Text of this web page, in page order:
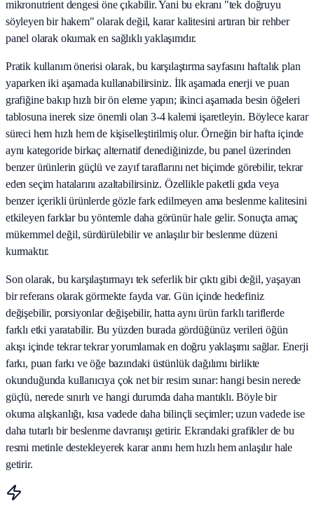
mikronutrient dengesi öne çıkabilir. Yani bu ekranı "tek doğruyu
söyleyen bir hakem" olarak değil, karar kalitesini artıran bir rehber
panel olarak okumak en sağlıklı yaklaşımdır.
Pratik kullanım önerisi olarak, bu karşılaştırma sayfasını haftalık plan
yaparken iki aşamada kullanabilirsiniz. İlk aşamada enerji ve puan
grafiğine bakıp hızlı bir ön eleme yapın; ikinci aşamada besin öğeleri
tablosuna inerek size önemli olan 3-4 kalemi işaretleyin. Böylece karar
süreci hem hızlı hem de kişiselleştirilmiş olur. Örneğin bir hafta içinde
aynı kategoride birkaç alternatif denediğinizde, bu panel üzerinden
benzer ürünlerin güçlü ve zayıf taraflarını net biçimde görebilir, tekrar
eden seçim hatalarını azaltabilirsiniz. Özellikle paketli gıda veya
benzer içerikli ürünlerde gözle fark edilmeyen ama beslenme kalitesini
etkileyen farklar bu yöntemle daha görünür hale gelir. Sonuçta amaç
mükemmel değil, sürdürülebilir ve anlaşılır bir beslenme düzeni
kurmaktır.
Son olarak, bu karşılaştırmayı tek seferlik bir çıktı gibi değil, yaşayan
bir referans olarak görmekte fayda var. Gün içinde hedefiniz
değişebilir, porsiyonlar değişebilir, hatta aynı ürün farklı tariflerde
farklı etki yaratabilir. Bu yüzden burada gördüğünüz verileri öğün
akışı içinde tekrar tekrar yorumlamak en doğru yaklaşımı sağlar. Enerji
farkı, puan farkı ve öğe bazındaki üstünlük dağılımı birlikte
okunduğunda kullanıcıya çok net bir resim sunar: hangi besin nerede
güçlü, nerede sınırlı ve hangi durumda daha mantıklı. Böyle bir
okuma alışkanlığı, kısa vadede daha bilinçli seçimler; uzun vadede ise
daha tutarlı bir beslenme davranışı getirir. Ekrandaki grafikler de bu
resmi metinle destekleyerek karar anını hem hızlı hem anlaşılır hale
getirir.